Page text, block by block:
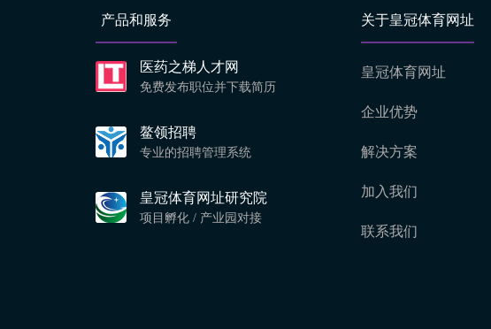
产品和服务
医药之梯人才网
免费发布职位并下载简历
鳌领招聘
专业的招聘管理系统
皇冠体育网址研究院
项目孵化 / 产业园对接
关于皇冠体育网址
皇冠体育网址
企业优势
解决方案
加入我们
联系我们